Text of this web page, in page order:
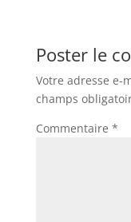
Poster le
Votre adresse e-
champs
Commentaire *